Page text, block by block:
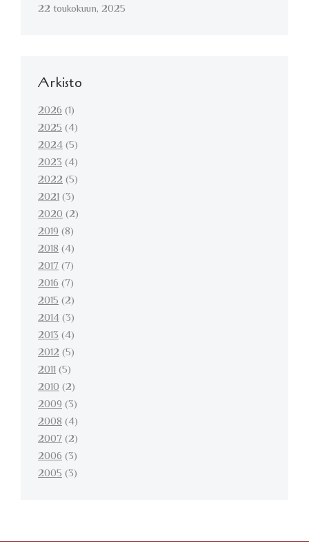
22 toukokuun, 2025
Arkisto
2026(1)
2025(4)
2024(5)
2023(4)
2022(5)
2021(3)
2020(2)
2019(8)
2018(4)
2017(7)
2016(7)
2015(2)
2014(3)
2013(4)
2012(5)
2011(5)
2010(2)
2009(3)
2008(4)
2007(2)
2006(3)
2005(3)